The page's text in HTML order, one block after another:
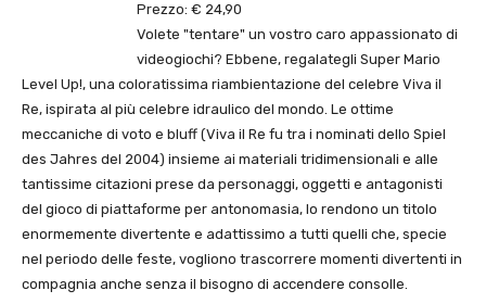
Prezzo: € 24,90
Volete "tentare" un vostro caro appassionato di
videogiochi? Ebbene, regalategli Super Mario
Level Up!, una coloratissima riambientazione del celebre Viva il
Re, ispirata al più celebre idraulico del mondo. Le ottime
meccaniche di voto e bluff (Viva il Re fu tra i nominati dello Spiel
des Jahres del 2004) insieme ai materiali tridimensionali e alle
tantissime citazioni prese da personaggi, oggetti e antagonisti
del gioco di piattaforme per antonomasia, lo rendono un titolo
enormemente divertente e adattissimo a tutti quelli che, specie
nel periodo delle feste, vogliono trascorrere momenti divertenti in
compagnia anche senza il bisogno di accendere consolle.